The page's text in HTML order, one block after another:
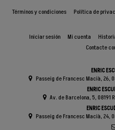
Términos y condiciones Política de
Iniciar sesión Mi cuenta
Contacte
ENRIC
Passeig de Francesc Macià, 26,
ENRIC
Av. de Barcelona, 5, 08191
ENRIC
Passeig de Francesc Macià, 24,